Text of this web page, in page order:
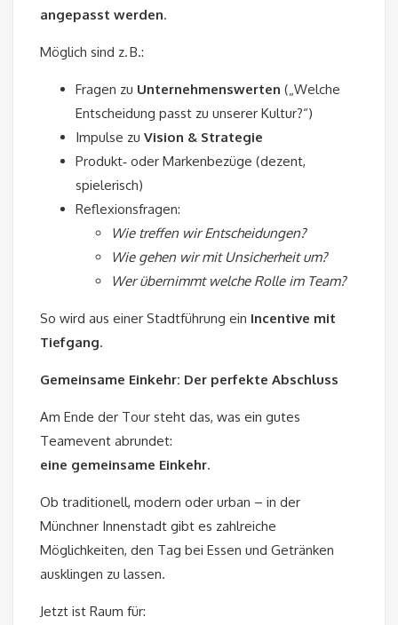
angepasst werden.
Möglich sind z. B.:
Fragen zu Unternehmenswerten („Welche
Entscheidung passt zu unserer Kultur?“)
Impulse zu Vision & Strategie
Produkt‑ oder Markenbezüge (dezent,
spielerisch)
Reflexionsfragen:
Wie treffen wir Entscheidungen?
Wie gehen wir mit Unsicherheit um?
Wer übernimmt welche Rolle im Team?
So wird aus einer Stadtführung ein Incentive mit
Tiefgang.
Gemeinsame Einkehr: Der perfekte Abschluss
Am Ende der Tour steht das, was ein gutes
Teamevent abrundet:
eine gemeinsame Einkehr.
Ob traditionell, modern oder urban – in der
Münchner Innenstadt gibt es zahlreiche
Möglichkeiten, den Tag bei Essen und Getränken
ausklingen zu lassen.
Jetzt ist Raum für: